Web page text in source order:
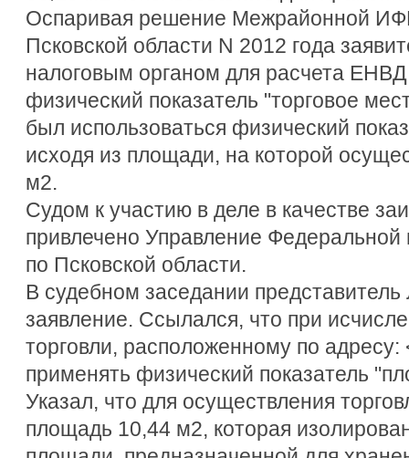
Оспаривая решение Межрайонной
Псковской области N 2012 года
налоговым органом для расчета
физический показатель "торговое
был использоваться физический
исходя из площади, на которой
м2.
Судом к участию в деле в качестве
привлечено Управление
по Псковской области.
В судебном заседании
заявление. Ссылался, что при
торговли, расположенному по
применять физический показатель
Указал, что для осуществления
площадь 10,44 м2, которая